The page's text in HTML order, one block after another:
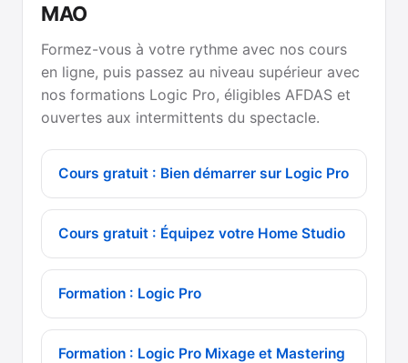
MAO
Formez-vous à votre rythme avec nos cours
en ligne, puis passez au niveau supérieur avec
nos formations Logic Pro, éligibles AFDAS et
ouvertes aux intermittents du spectacle.
Cours gratuit : Bien démarrer sur Logic Pro
Cours gratuit : Équipez votre Home Studio
Formation : Logic Pro
Formation : Logic Pro Mixage et Mastering